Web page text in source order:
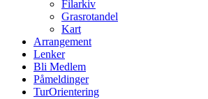
Filarkiv
Grasrotandel
Kart
Arrangement
Lenker
Bli Medlem
Påmeldinger
TurOrientering